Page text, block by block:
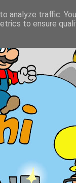
analyze traffic.
to ensure